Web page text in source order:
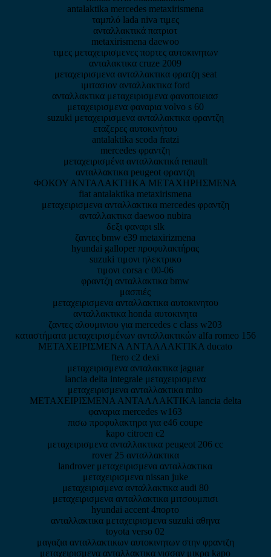
antalaktika mercedes metaxirismena
ταμπλό lada niva τιμες
ανταλλακτικά πατριοτ
metaxirismena daewoo
τιμες μεταχειρισμενες πορτες αυτοκινητων
ανταλακτικα cruze 2009
μεταχειρισμενα ανταλλακτικα φρατζη seat
ιμιτασιον ανταλλακτικα ford
ανταλλακτικα μεταχειρισμενα φανοποιειασ
μεταχειρισμενα φαναρια volvo s 60
suzuki μεταχειρισμενα ανταλλακτικα φραντζη
εταζερες αυτοκινήτου
antalaktika scoda fratzi
mercedes φραντζη
μεταχειρισμένα ανταλλακτικά renault
ανταλλακτικα peugeot φραντζη
ΦΟΚΟΥ ΑΝΤΑΛΑΚΤΗΚΑ ΜΕΤΑΧΗΡΗΣΜΕΝΑ
fiat antalaktika metaxirismena
μεταχειρισμενα ανταλλακτικα mercedes φραντζη
ανταλλακτικα daewoo nubira
δεξι φαναρι slk
ζαντες bmw e39 metaxirizmena
hyundai galloper προφυλακτήρας
suzuki τιμονι ηλεκτρικο
τιμονι corsa c 00-06
φραντζη ανταλλακτικα bmw
μασπιές
μεταχειρισμενα ανταλλακτικα αυτοκινητου
ανταλλακτικα honda αυτοκινητα
ζαντες αλουμινιου για mercedes c class w203
καταστήματα μεταχειρισμένων ανταλλακτικών alfa romeo 156
ΜΕΤΑΧΕΙΡΙΣΜΕΝΑ ΑΝΤΑΛΛΑΚΤΙΚΑ ducato
ftero c2 dexi
μεταχειρισμενα ανταλακτικα jaguar
lancia delta integrale μεταχειρισμενα
μεταχειρισμενα ανταλλακτικα mito
ΜΕΤΑΧΕΙΡΙΣΜΕΝΑ ΑΝΤΑΛΛΑΚΤΙΚΑ lancia delta
φαναρια mercedes w163
πισω προφυλακτηρα για e46 coupe
kapo citroen c2
μεταχειρισμενα ανταλλακτικα peugeot 206 cc
rover 25 ανταλλακτικα
landrover μεταχειρισμενα ανταλλακτικα
μεταχειρισμενα nissan juke
μεταχειρισμενα ανταλλακτικα audi 80
μεταχειρισμενα ανταλλακτικα μιτσουμπισι
hyundai accent 4πορτο
ανταλλακτικα μεταχειρισμενα suzuki αθηνα
toyota verso 02
μαγαζια ανταλλακτικων αυτοκινητων στην φραντζη
μεταχειρισμενα ανταλλακτικα νισσαν μικρα kapo